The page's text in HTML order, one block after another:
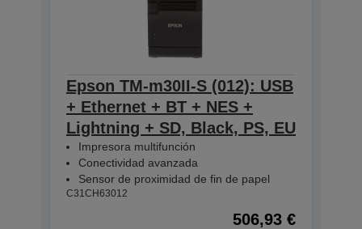
Epson TM-m30II-S (012): USB
+ Ethernet + BT + NES +
Lightning + SD, Black, PS, EU
Impresora multifunción
Conectividad avanzada
Sensor de proximidad de fin de papel
C31CH63012
506,93 €